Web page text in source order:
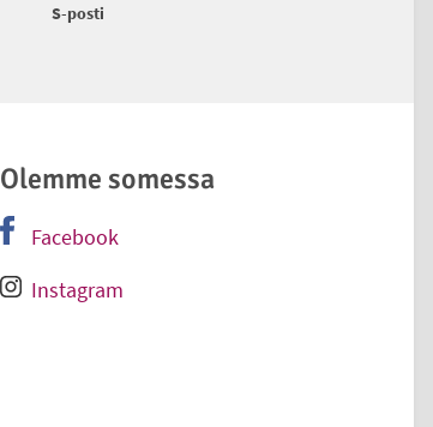
S-posti
Olemme somessa
Facebook
-Ulkoinen linkki
Instagram